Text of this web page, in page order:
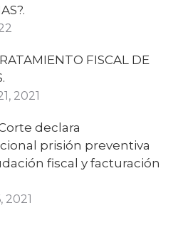
FISCAL DE
2021
declara
prisión preventiva
fiscal y facturación
2021